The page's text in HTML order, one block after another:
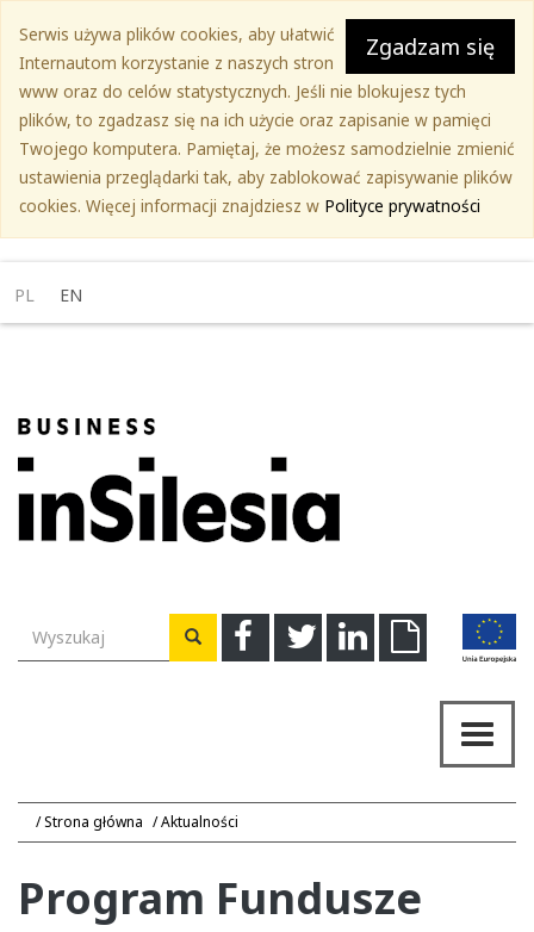
treści
głównej
Zgadzam się
Serwis używa plików cookies, aby ułatwić
Internautom korzystanie z naszych stron
www oraz do celów statystycznych. Jeśli nie blokujesz tych
plików, to zgadzasz się na ich użycie oraz zapisanie w pamięci
Twojego komputera. Pamiętaj, że możesz samodzielnie zmienić
ustawienia przeglądarki tak, aby zablokować zapisywanie plików
cookies. Więcej informacji znajdziesz w Polityce prywatności
PL EN
FacebookTwitterLinkedinDownload
Wyszukiwarka Wyszukaj
Strona główna Aktualności
Program Fundusze